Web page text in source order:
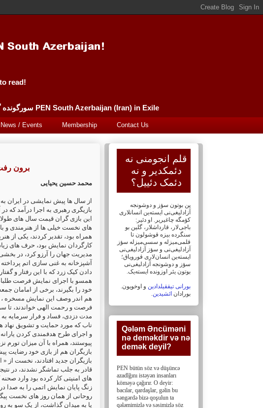
read!
Sürgünde Güney Azərbaycan (İran) Qələm Əncüməni سورگونده گونئی آذربایجان (ایران) قلم انجومنی PEN South Azerbaijan (Iran) in Exile
News / Events Membership Contact Us
برون
محمد حسین یحیایی
از سال ها پیش نمایشی در ایران
بازیگری رهبری به اجرا درآمد که
این بازی گران قیمت سال های
های نخست خیلی ها از هنرمندی و
همراه بود، تقدیر کردند، یکی از
کارگردان نمایش بود، حرف های
مدیریت جهان را آرزو کرد، در
آشپزخانه به غنی سازی اتم
دادن کیک زرد که با این رفتار و
همسو با اجرای نمایش فرصت
خود را بگیرند، برخی از امامان
هم اندر وصف این نمایش مسخره ،
فرصت و رحمت الهی خواندند، تا
مدت دزدی، فساد و فرار سرمایه به
ناب که مورد حمایت و تشویق
و اجرای طرح هدفمندی کردن یارانه
بازیگران هم از بازی خود رضایت
بازیگران جدید افتادند، نخست از
قادر به جلب تماشگر نشدند، در
های امنیتی کار کرده بود وارد
زنگ پایان نمایش اتمی را به صدا در
روحانی از همان روز های نخست
پا به میدان گذاشت، از یک سو به
قلم انجومنی نه
دئمکدیر و نه
دئمک دئییل؟
پن بوتون سؤز و دوشونجه
آزادلیغی‌نی ایسته‌ین انسانلاری
کؤمگه چاغیریر. او دئیر:
باجی‌لار، ‏قارداشلار، گلین بو
سنگرده بیزه قوشولون تا
قلمی‌میزله و سسی‌میزله سؤز
آزادلیغی‌نی و سؤز ‏آزادلیغی‌نی
ایسته‌ین انسان‌لاری قورویاق؛
سؤز و دوشونجه آزادلیغی‌نی
بوتون یئر اوزونده ایسته‌یک. ‏
بورانی تیققیلدادین و اوخویون.
بورادان ائشیدین.
Qələm Əncüməni
nə deməkdir və nə
demək deyil?‎
PEN bütün söz və düşüncə
azadlğını istəyən insanları
köməyə çağırır. O deyir:
bacılar, ‎qardaşlar, gəlin bu
səngərdə bizə qoşulun ta
qələmimizlə və səsimizlə söz